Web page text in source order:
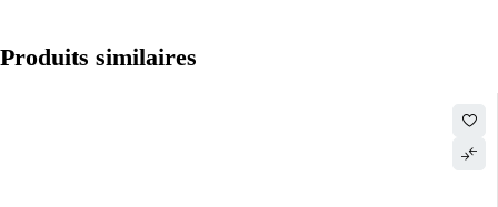
Produits similaires